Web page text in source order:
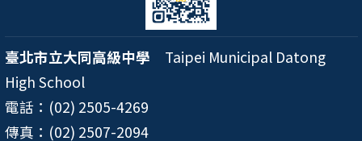
臺北市立大同高級中學 Taipei Municipal Datong
High School
電話：(02) 2505-4269
傳真：(02) 2507-2094